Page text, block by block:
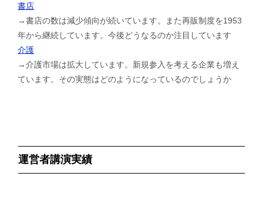
書店
→書店の数は減少傾向が続いています。また再販制度を1953
年から継続しています。今後どうなるのか注目しています
介護
→介護市場は拡大しています。新規参入を考える企業も増え
ています。その実態はどのようになっているのでしょうか
運営者講演実績